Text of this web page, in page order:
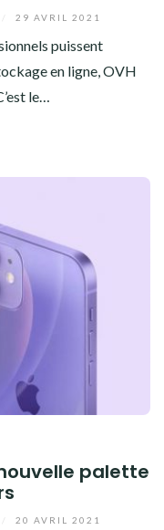
29 AVRIL 2021
puissent
en ligne, OVH
le…
palette
20 AVRIL 2021